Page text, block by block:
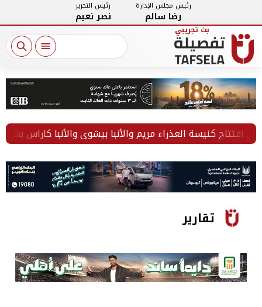
رئيس مجلس الإدارة
رضا سالم
رئيس التحرير
نصر نعيم
تقارير